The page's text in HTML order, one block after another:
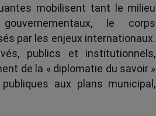
mobilisent tant le milieu
le corps
par les enjeux internationaux.
publics et institutionnels,
de la « diplomatie du savoir »
aux plans municipal,